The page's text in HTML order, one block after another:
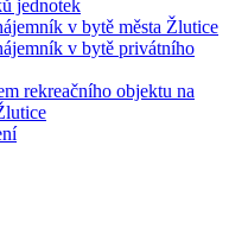
jednotek
v bytě města Žlutice
v bytě privátního
rekreačního objektu na